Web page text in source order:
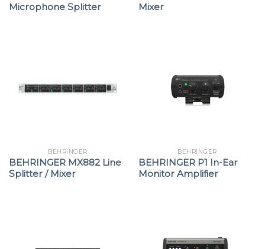
Microphone Splitter
Mixer
BEHRINGER
BEHRINGER MX882 Line
Splitter / Mixer
BEHRINGER
BEHRINGER P1 In-Ear
Monitor Amplifier